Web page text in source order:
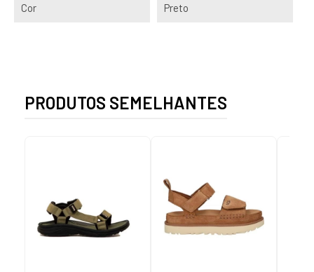
Cor Preto
PRODUTOS SEMELHANTES